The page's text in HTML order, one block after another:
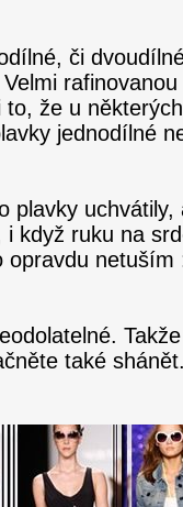
či
že u
jednodílné
plavky uchvátily,
i když ruku na
opravdu netuším
také